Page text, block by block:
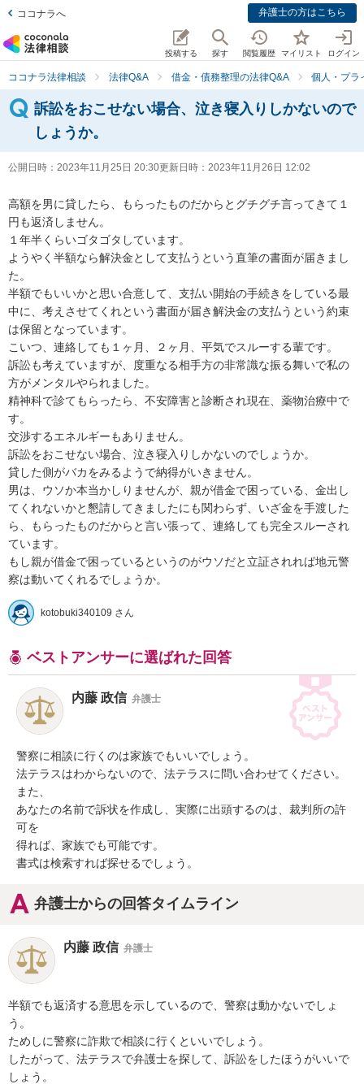
ココナラへ 弁護士の方はこちら
投稿する 探す 閲覧履歴 マイリスト ログイン
ココナラ法律相談 法律Q&A 借金・債務整理の法律Q&A 個人・プラ
訴訟をおこせない場合、泣き寝入りしかないので
しょうか。
公開日時： 2023年11月25日 20:30更新日時： 2023年11月26日 12:02
高額を男に貸したら、もらったものだからとグチグチ言ってきて１
円も返済しません。
１年半くらいゴタゴタしています。
ようやく半額なら解決金として支払うという直筆の書面が届きまし
た。
半額でもいいかと思い合意して、支払い開始の手続きをしている最
中に、考えさせてくれという書面が届き解決金の支払うという約束
は保留となっています。
こいつ、連絡しても１ヶ月、２ヶ月、平気でスルーする輩です。
訴訟も考えていますが、度重なる相手方の非常識な振る舞いで私の
方がメンタルやられました。
精神科で診てもらったら、不安障害と診断され現在、薬物治療中で
す。
交渉するエネルギーもありません。
訴訟をおこせない場合、泣き寝入りしかないのでしょうか。
貸した側がバカをみるようで納得がいきません。
男は、ウソか本当かしりませんが、親が借金で困っている、金出し
てくれないかと懇請してきましたにも関わらず、いざ金を手渡した
ら、もらったものだからと言い張って、連絡しても完全スルーされ
ています。
もし親が借金で困っているというのがウソだと立証されれば地元警
察は動いてくれるでしょうか。
kotobuki340109 さん
ベストアンサーに選ばれた回答
内藤 政信 弁護士
警察に相談に行くのは家族でもいいでしょう。
法テラスはわからないので、法テラスに問い合わせてください。
また、
あなたの名前で訴状を作成し、実際に出頭するのは、裁判所の許
可を
得れば、家族でも可能です。
書式は検索すれば探せるでしょう。
弁護士からの回答タイムライン
内藤 政信 弁護士
半額でも返済する意思を示しているので、警察は動かないでしょ
う。
ためしに警察に詐欺で相談に行くといいでしょう。
したがって、法テラスで弁護士を探して、訴訟をしたほうがいいで
しょう。